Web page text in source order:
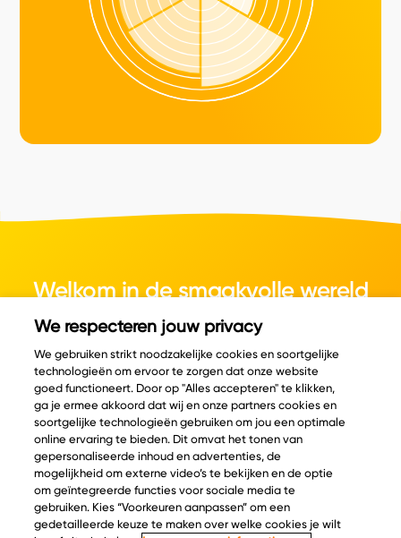
Welkom in de smaakvolle wereld
van kaas.
© Copyright 2026 Velder
Inspiratie
Kaascatalogus
Recepten
Informatie
Over ons
Ontdek
We respecteren jouw privacy
We gebruiken strikt noodzakelijke cookies en soortgelijke
technologieën om ervoor te zorgen dat onze website
goed functioneert. Door op "Alles accepteren" te klikken,
ga je ermee akkoord dat wij en onze partners cookies en
soortgelijke technologieën gebruiken om jou een optimale
online ervaring te bieden. Dit omvat het tonen van
gepersonaliseerde inhoud en advertenties, de
mogelijkheid om externe video’s te bekijken en de optie
om geïntegreerde functies voor sociale media te
gebruiken. Kies “Voorkeuren aanpassen” om een
gedetailleerde keuze te maken over welke cookies je wilt